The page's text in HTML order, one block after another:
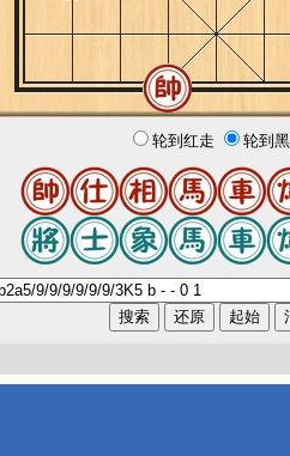
轮到红走 轮到